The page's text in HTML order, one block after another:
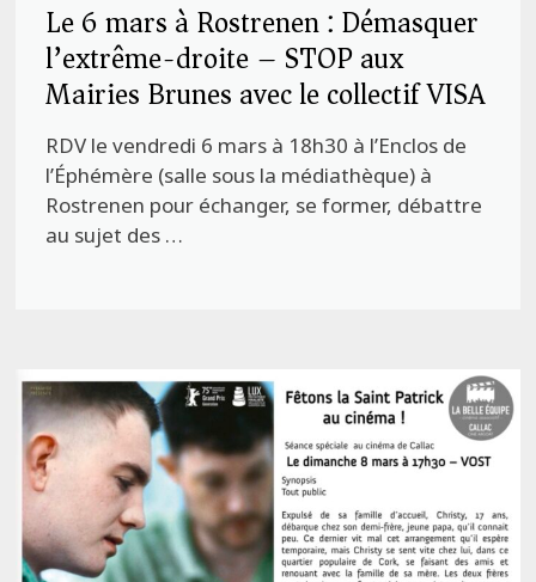
Le 6 mars à Rostrenen : Démasquer
l’extrême-droite – STOP aux
Mairies Brunes avec le collectif VISA
RDV le vendredi 6 mars à 18h30 à l’Enclos de
l’Éphémère (salle sous la médiathèque) à
Rostrenen pour échanger, se former, débattre
au sujet des …